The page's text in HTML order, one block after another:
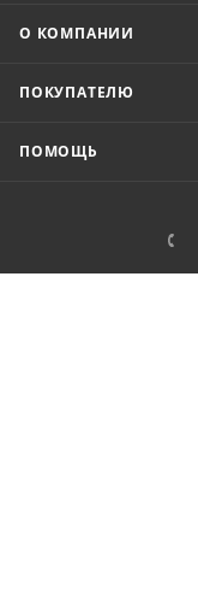
О КОМПАНИИ
ПОКУПАТЕЛЮ
ПОМОЩЬ